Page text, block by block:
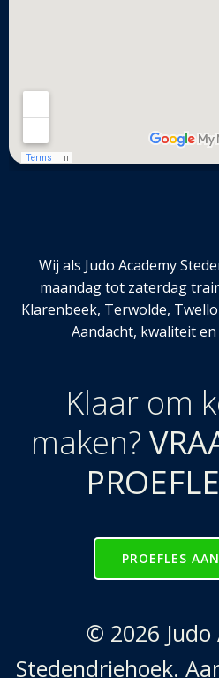
Wij als Judo Academy
maandag tot zaterdag
Klarenbeek, Terwolde,
Aandacht, kwaliteit
Klaar om
maken?
PROEFLES
© 2026 Judo
Stedendriehoek.